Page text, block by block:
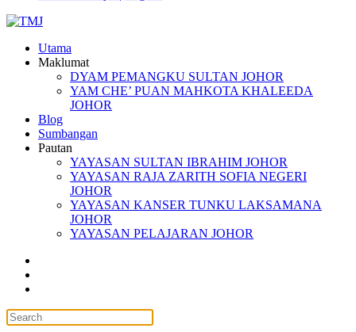
Utama
Maklumat
DYAM PEMANGKU SULTAN JOHOR
YAM CHE’ PUAN MAHKOTA KHALEEDA
JOHOR
Blog
Sumbangan
Pautan
YAYASAN SULTAN IBRAHIM JOHOR
YAYASAN RAJA ZARITH SOFIA NEGERI
JOHOR
YAYASAN KANSER TUNKU LAKSAMANA
JOHOR
YAYASAN PELAJARAN JOHOR